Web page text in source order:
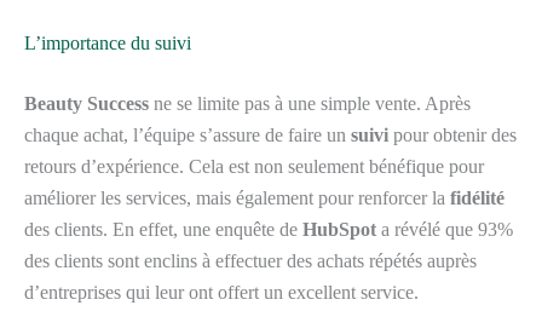
L’importance du suivi
Beauty Success ne se limite pas à une simple vente. Après
chaque achat, l’équipe s’assure de faire un suivi pour obtenir des
retours d’expérience. Cela est non seulement bénéfique pour
améliorer les services, mais également pour renforcer la fidélité
des clients. En effet, une enquête de HubSpot a révélé que 93%
des clients sont enclins à effectuer des achats répétés auprès
d’entreprises qui leur ont offert un excellent service.